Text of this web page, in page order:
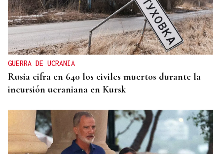
GUERRA DE UCRANIA
Rusia cifra en 640 los civiles muertos durante la
incursión ucraniana en Kursk